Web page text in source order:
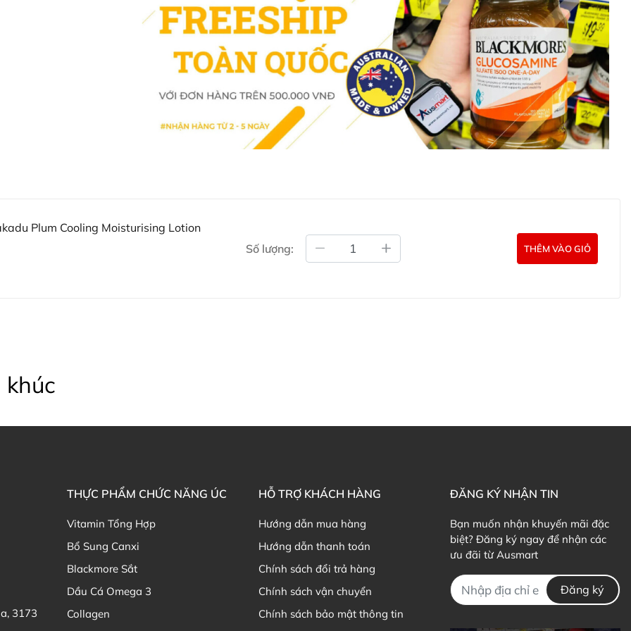
Điện thoại liên hệ đặt hàng:0902.571.389
Thạc sĩ Điều dưỡng & Cố vấn sản phẩm Lily Huỳnh Đã duyệt nội dung
Plum Cooling Moisturising Lotion
Số lượng:
THÊM VÀO GIỎ
3173
THỰC PHẨM CHỨC NĂNG ÚC
Vitamin Tổng Hợp
Bổ Sung Canxi
Blackmore Sắt
Dầu Cá Omega 3
Collagen
HỖ TRỢ KHÁCH HÀNG
Hướng dẫn mua hàng
Hướng dẫn thanh toán
Chính sách đổi trả hàng
Chính sách vận chuyển
Chính sách bảo mật thông tin
ĐĂNG KÝ NHẬN TIN
Bạn muốn nhận khuyến mãi đặc
biệt? Đăng ký ngay để nhận các
ưu đãi từ Ausmart
Đăng ký